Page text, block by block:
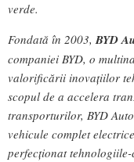
verde.
Fondată în 2003,BYD
companiei BYD, o
valorificării inovațiilor
scopul de a accelera
transporturilor, BYD
vehicule complet
perfecționat